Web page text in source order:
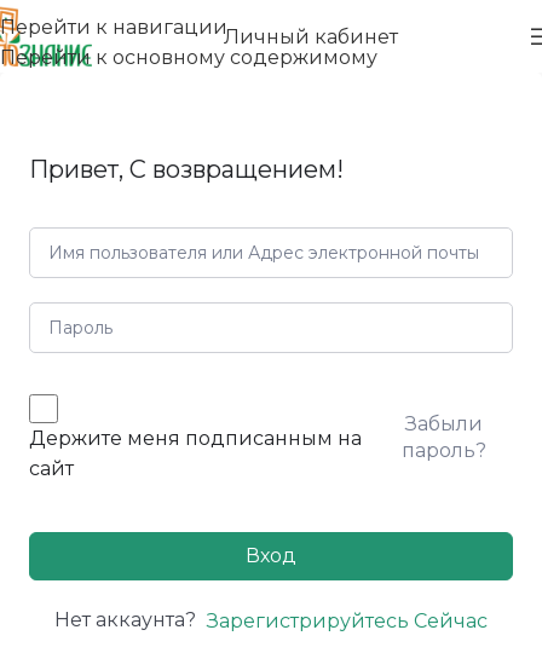
Перейти к навигации
Перейти к основному содержимому
Личный кабинет
Привет, С возвращением!
Держите меня подписанным на
сайт
Забыли
пароль?
Вход
Нет аккаунта? Зарегистрируйтесь Сейчас